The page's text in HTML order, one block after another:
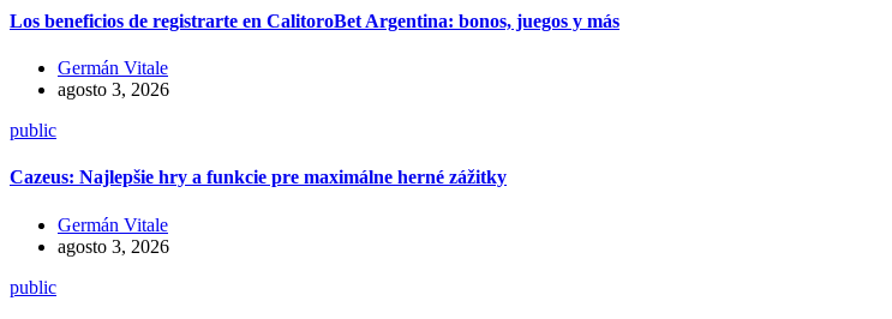
Los beneficios de registrarte en CalitoroBet Argentina: bonos, juegos y más
Germán Vitale
agosto 3, 2026
public
Cazeus: Najlepšie hry a funkcie pre maximálne herné zážitky
Germán Vitale
agosto 3, 2026
public